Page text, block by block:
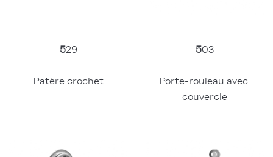
529
Patère crochet
503
Porte-rouleau avec
couvercle